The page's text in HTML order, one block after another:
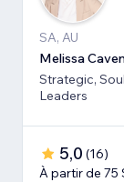
SA, AU
Melissa
Strategic,
Leaders
5,0 (16)
À partir de 75